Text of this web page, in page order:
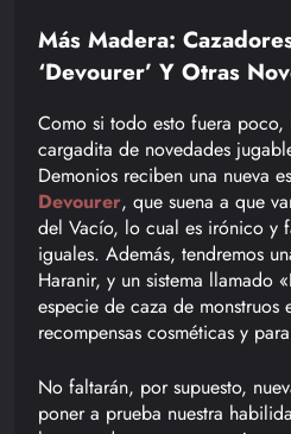
Más Madera:
‘Devourer’ Y Otras
Como si todo esto fuera poco,
cargadita de novedades
Demonios reciben una nueva
Devourer, que suena a que
del Vacío, lo cual es irónico y
iguales. Además, tendremos
Haranir, y un sistema llamado
especie de caza de
recompensas cosméticas y
No faltarán, por supuesto,
poner a prueba nuestra